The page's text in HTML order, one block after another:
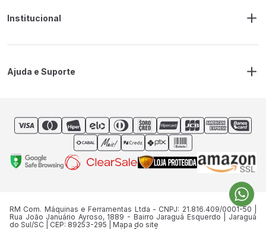
Institucional
Politica de Privacidade
Ajuda e Suporte
RM Com. Máquinas e Ferramentas Ltda - CNPJ: 21.816.409/0001-50 |
Rua João Januário Ayroso, 1889 - Bairro Jaraguá Esquerdo | Jaraguá
do Sul/SC | CEP: 89253-295 | Mapa do site